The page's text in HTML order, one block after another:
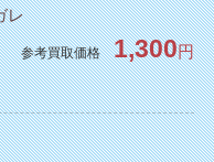
レ
参考買取価格 1,300円